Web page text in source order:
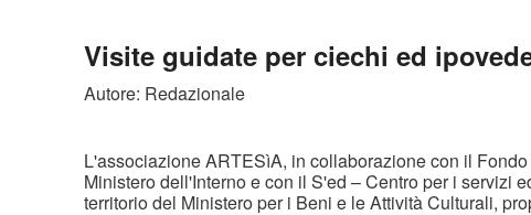
Visite guidate per ciechi ed
Autore: Redazionale
L'associazione ARTESìA, in collaborazione con il
Ministero dell'Interno e con il S'ed – Centro per i servizi
territorio del Ministero per i Beni e le Attività Culturali,